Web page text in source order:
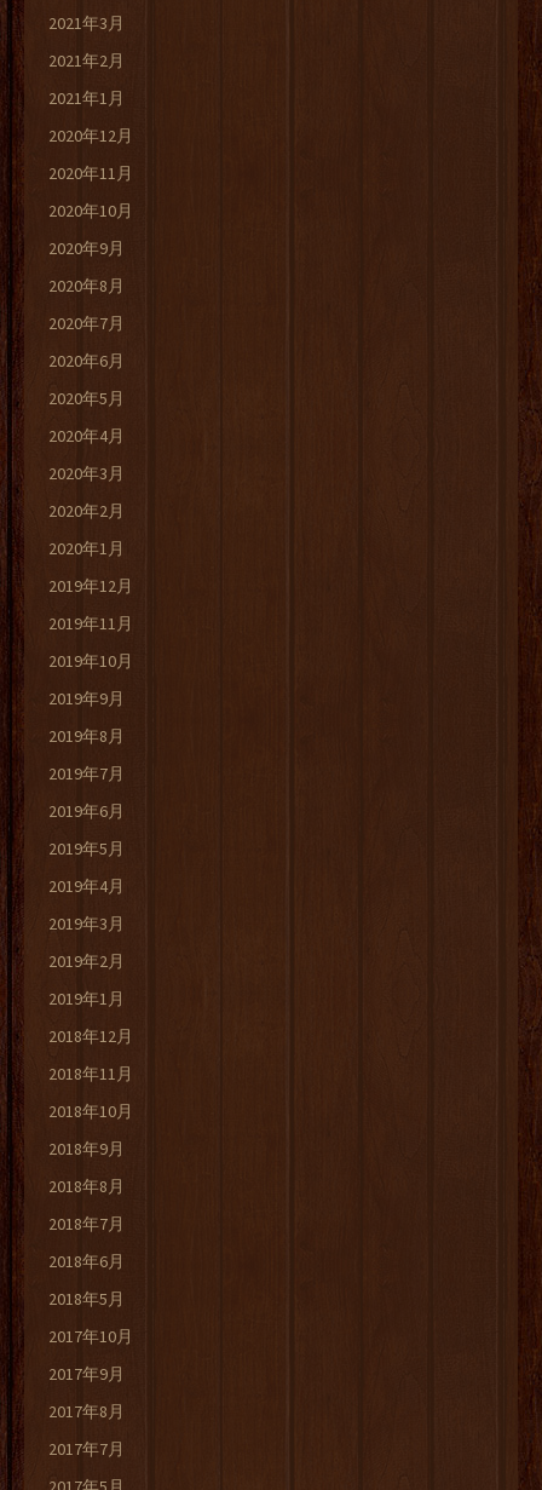
2021年3月
2021年2月
2021年1月
2020年12月
2020年11月
2020年10月
2020年9月
2020年8月
2020年7月
2020年6月
2020年5月
2020年4月
2020年3月
2020年2月
2020年1月
2019年12月
2019年11月
2019年10月
2019年9月
2019年8月
2019年7月
2019年6月
2019年5月
2019年4月
2019年3月
2019年2月
2019年1月
2018年12月
2018年11月
2018年10月
2018年9月
2018年8月
2018年7月
2018年6月
2018年5月
2017年10月
2017年9月
2017年8月
2017年7月